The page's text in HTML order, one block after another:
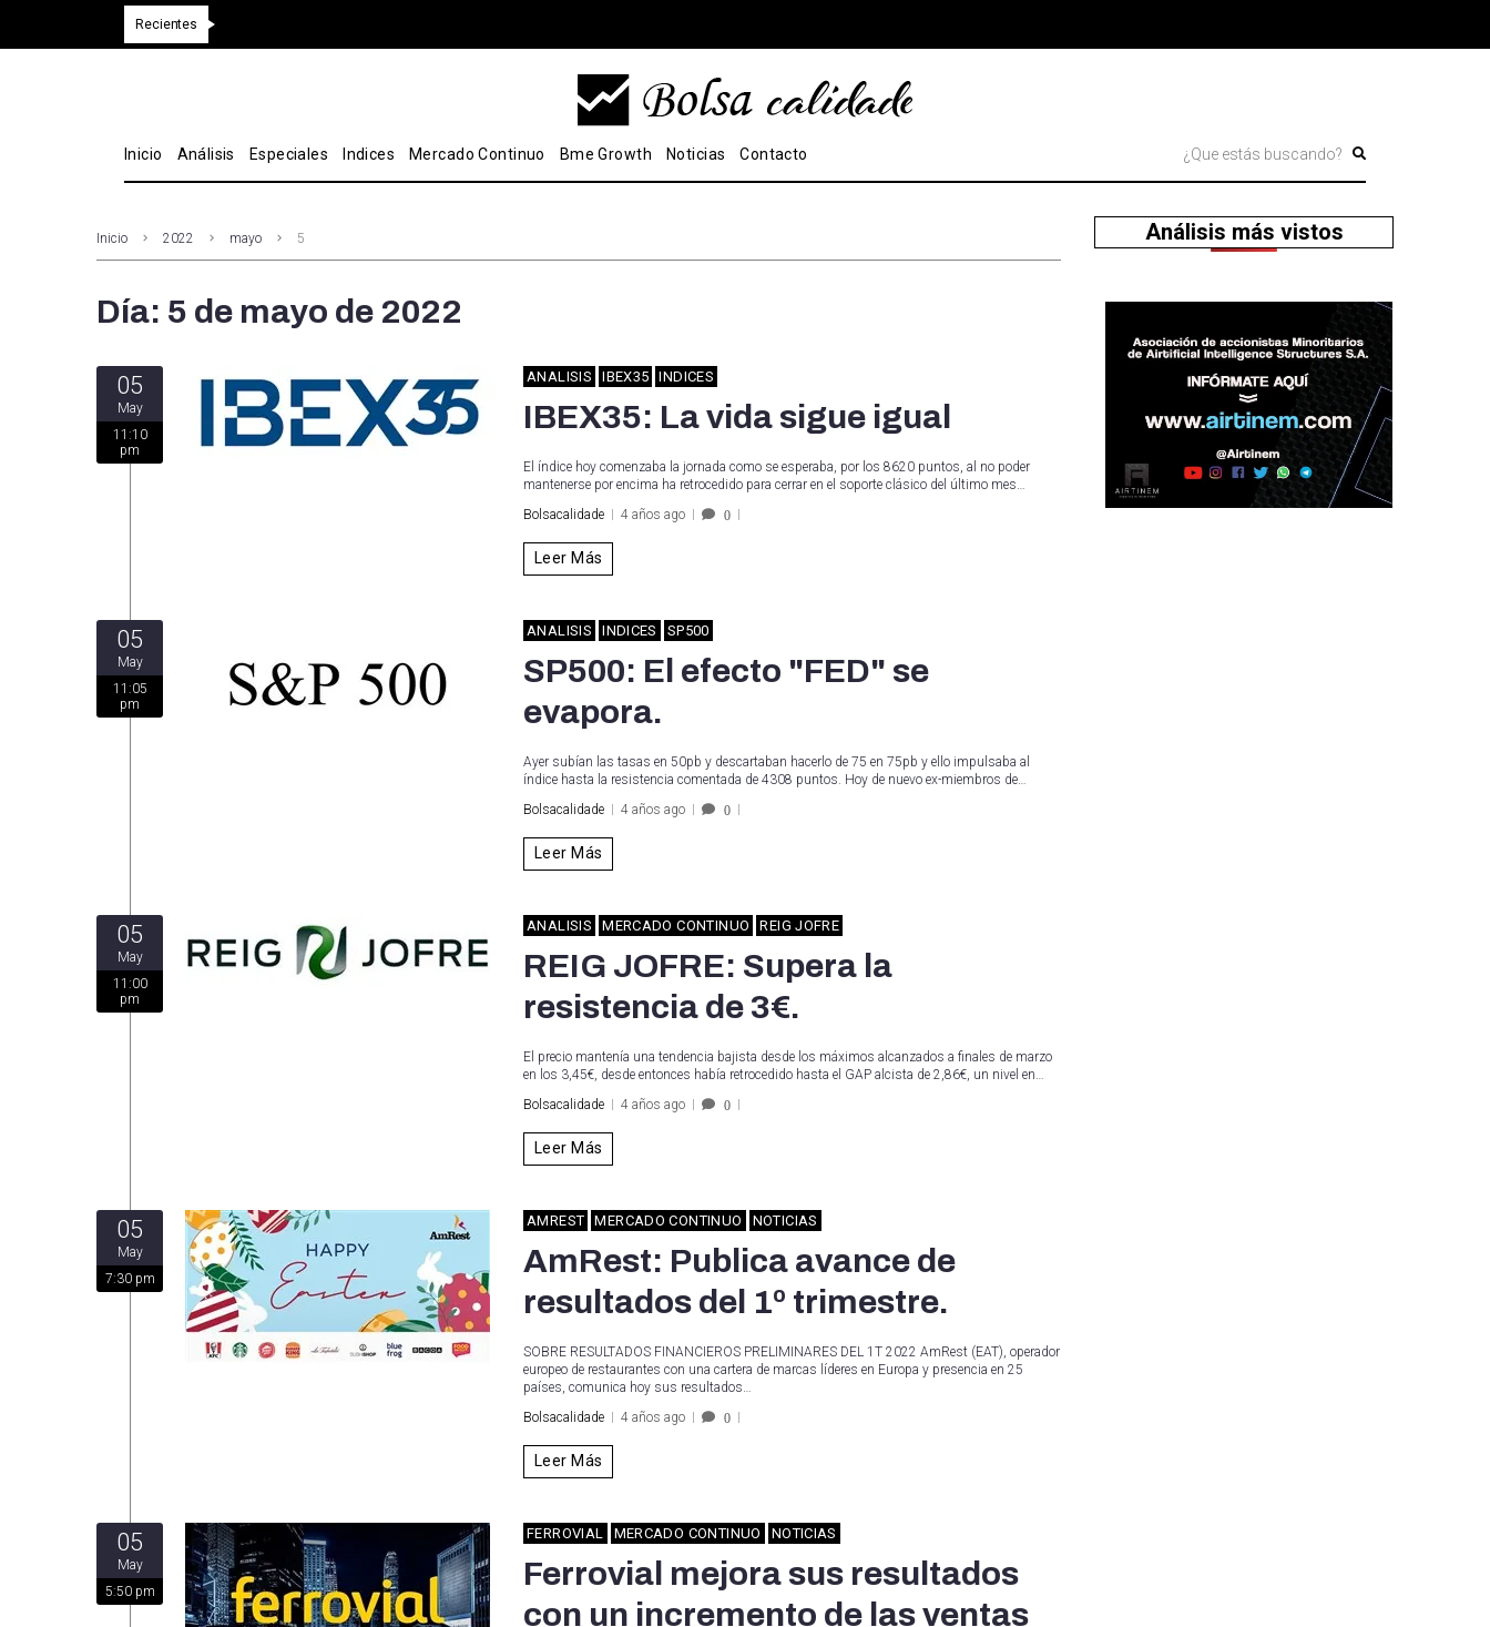
Recientes
Inicio Análisis Especiales Indices Mercado Continuo Bme Growth Noticias Contacto
Inicio 2022 mayo 5
Día: 5 de mayo de 2022
05
May
11:10
pm
ANALISIS IBEX35 INDICES
IBEX35: La vida sigue igual
El índice hoy comenzaba la jornada como se esperaba, por los 8620 puntos, al no poder
mantenerse por encima ha retrocedido para cerrar en el soporte clásico del último mes…
Bolsacalidade
4 años ago 0
Leer Más
05
May
11:05
pm
ANALISIS INDICES SP500
SP500: El efecto "FED" se
evapora.
Ayer subían las tasas en 50pb y descartaban hacerlo de 75 en 75pb y ello impulsaba al
índice hasta la resistencia comentada de 4308 puntos. Hoy de nuevo ex-miembros de…
Bolsacalidade
4 años ago 0
Leer Más
05
May
11:00
pm
ANALISIS MERCADO CONTINUO REIG JOFRE
REIG JOFRE: Supera la
resistencia de 3€.
El precio mantenía una tendencia bajista desde los máximos alcanzados a finales de marzo
en los 3,45€, desde entonces había retrocedido hasta el GAP alcista de 2,86€, un nivel en…
Bolsacalidade
4 años ago 0
Leer Más
05
May
7:30 pm
AMREST MERCADO CONTINUO NOTICIAS
AmRest: Publica avance de
resultados del 1º trimestre.
SOBRE RESULTADOS FINANCIEROS PRELIMINARES DEL 1T 2022 AmRest (EAT), operador
europeo de restaurantes con una cartera de marcas líderes en Europa y presencia en 25
países, comunica hoy sus resultados…
Bolsacalidade
4 años ago 0
Leer Más
05
May
5:50 pm
FERROVIAL MERCADO CONTINUO NOTICIAS
Ferrovial mejora sus resultados
con un incremento de las ventas
Análisis más vistos